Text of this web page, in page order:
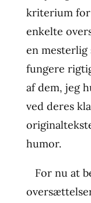
kriterium for
enkelte
en mesterlig
fungere
af dem, jeg
ved deres
humor.
For nu at